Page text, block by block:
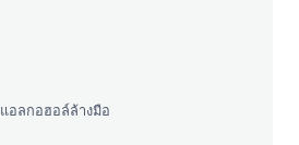
แอลกอฮอล์ล้างมือ